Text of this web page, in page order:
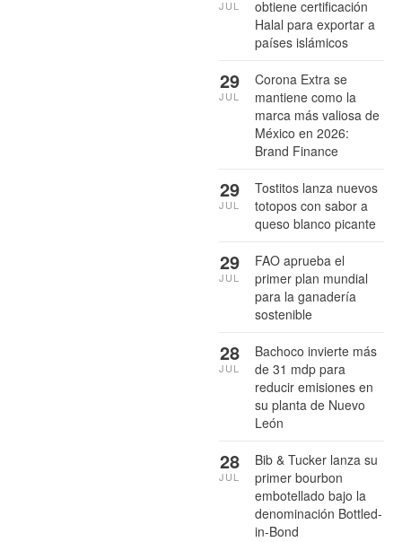
obtiene certificación
Halal para exportar a
países islámicos
JUL
Corona Extra se
mantiene como la
marca más valiosa de
México en 2026:
Brand Finance
29
JUL
Tostitos lanza nuevos
totopos con sabor a
queso blanco picante
29
JUL
FAO aprueba el
primer plan mundial
para la ganadería
sostenible
29
JUL
Bachoco invierte más
de 31 mdp para
reducir emisiones en
su planta de Nuevo
León
28
JUL
Bib & Tucker lanza su
primer bourbon
embotellado bajo la
denominación Bottled-
in-Bond
28
JUL